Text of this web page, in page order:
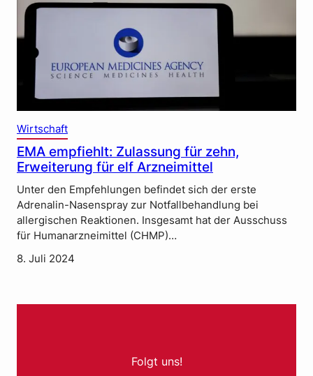
Wirtschaft
EMA empfiehlt: Zulassung für zehn,
Erweiterung für elf Arzneimittel
Unter den Empfehlungen befindet sich der erste
Adrenalin-Nasenspray zur Notfallbehandlung bei
allergischen Reaktionen. Insgesamt hat der Ausschuss
für Humanarzneimittel (CHMP)…
8. Juli 2024
Folgt uns!